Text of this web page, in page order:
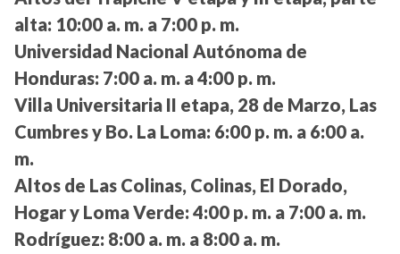
alta: 10:00 a. m. a 7:00 p. m.
Universidad Nacional Autónoma de
Honduras: 7:00 a. m. a 4:00 p. m.
Villa Universitaria II etapa, 28 de Marzo, Las
Cumbres y Bo. La Loma: 6:00 p. m. a 6:00 a.
m.
Altos de Las Colinas, Colinas, El Dorado,
Hogar y Loma Verde: 4:00 p. m. a 7:00 a. m.
Rodríguez: 8:00 a. m. a 8:00 a. m.